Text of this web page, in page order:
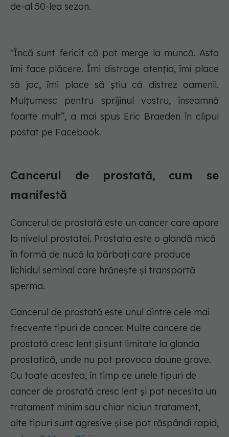
de-al 50-lea sezon.
"Încă sunt fericit că pot merge la muncă. Asta
îmi face plăcere. Îmi distrage atenția, îmi place
să joc, îmi place să știu că distrez oamenii.
Mulțumesc pentru sprijinul vostru, înseamnă
foarte mult”, a mai spus Eric Braeden în clipul
postat pe Facebook.
Cancerul de prostată, cum se
manifestă
Cancerul de prostată este un cancer care apare
la nivelul prostatei. Prostata este o glandă mică
în formă de nucă la bărbați care produce
lichidul seminal care hrănește și transportă
sperma.
Cancerul de prostată este unul dintre cele mai
frecvente tipuri de cancer. Multe cancere de
prostată cresc lent și sunt limitate la glanda
prostatică, unde nu pot provoca daune grave.
Cu toate acestea, în timp ce unele tipuri de
cancer de prostată cresc lent și pot necesita un
tratament minim sau chiar niciun tratament,
alte tipuri sunt agresive și se pot răspândi rapid,